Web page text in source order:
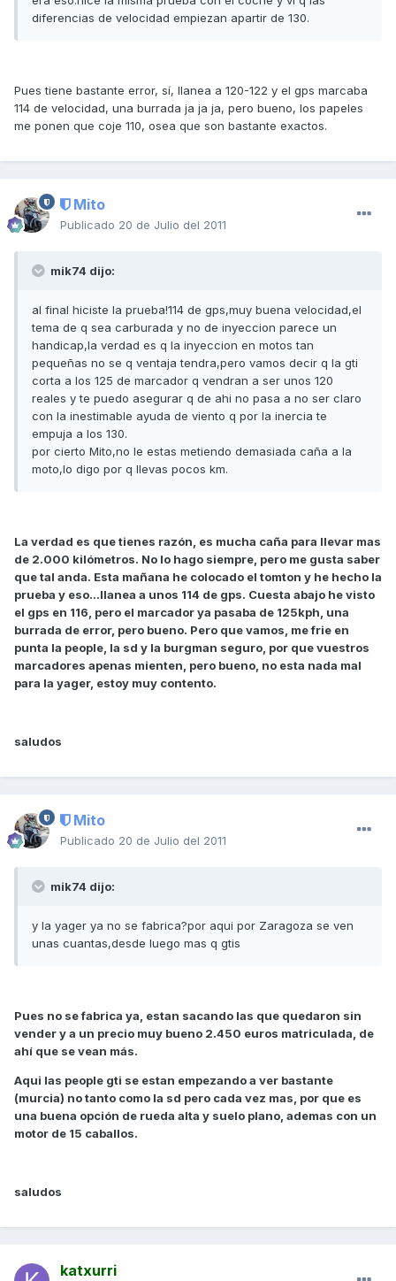
diferencias de velocidad empiezan apartir de 130.
Pues tiene bastante error, sí, llanea a 120-122 y el gps marcaba
114 de velocidad, una burrada ja ja ja, pero bueno, los papeles
me ponen que coje 110, osea que son bastante exactos.
Mito
Publicado 20 de Julio del 2011
mik74 dijo:
al final hiciste la prueba!114 de gps,muy buena velocidad,el
tema de q sea carburada y no de inyeccion parece un
handicap,la verdad es q la inyeccion en motos tan
pequeñas no se q ventaja tendra,pero vamos decir q la gti
corta a los 125 de marcador q vendran a ser unos 120
reales y te puedo asegurar q de ahi no pasa a no ser claro
con la inestimable ayuda de viento q por la inercia te
empuja a los 130.
por cierto Mito,no le estas metiendo demasiada caña a la
moto,lo digo por q llevas pocos km.
La verdad es que tienes razón, es mucha caña para llevar mas
de 2.000 kilómetros. No lo hago siempre, pero me gusta saber
que tal anda. Esta mañana he colocado el tomton y he hecho la
prueba y eso...llanea a unos 114 de gps. Cuesta abajo he visto
el gps en 116, pero el marcador ya pasaba de 125kph, una
burrada de error, pero bueno. Pero que vamos, me frie en
punta la people, la sd y la burgman seguro, por que vuestros
marcadores apenas mienten, pero bueno, no esta nada mal
para la yager, estoy muy contento.
saludos
Mito
Publicado 20 de Julio del 2011
mik74 dijo:
y la yager ya no se fabrica?por aqui por Zaragoza se ven
unas cuantas,desde luego mas q gtis
Pues no se fabrica ya, estan sacando las que quedaron sin
vender y a un precio muy bueno 2.450 euros matriculada, de
ahí que se vean más.
Aqui las people gti se estan empezando a ver bastante
(murcia) no tanto como la sd pero cada vez mas, por que es
una buena opción de rueda alta y suelo plano, ademas con un
motor de 15 caballos.
saludos
katxurri